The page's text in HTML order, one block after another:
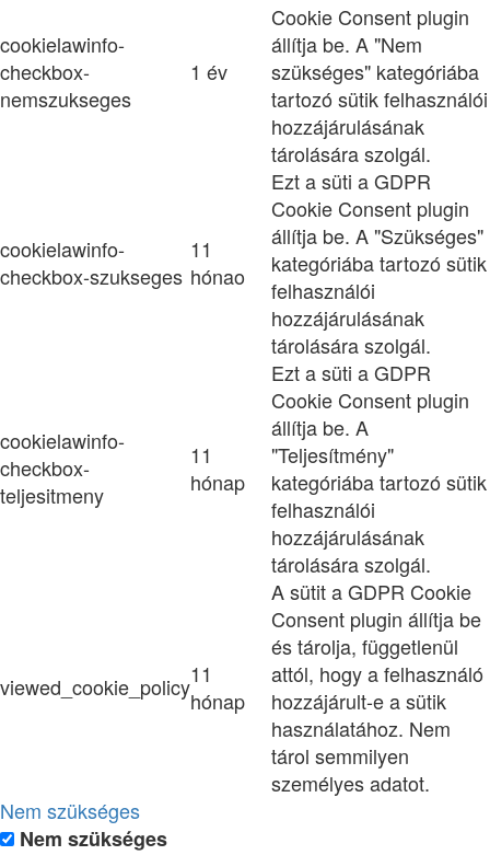
cookielawinfo-
checkbox-
nemszukseges
1 év
Cookie Consent plugin
állítja be. A "Nem
szükséges" kategóriába
tartozó sütik felhasználói
hozzájárulásának
tárolására szolgál.
cookielawinfo-
checkbox-szukseges
11
hónao
Ezt a süti a GDPR
Cookie Consent plugin
állítja be. A "Szükséges"
kategóriába tartozó sütik
felhasználói
hozzájárulásának
tárolására szolgál.
cookielawinfo-
checkbox-
teljesitmeny
11
hónap
Ezt a süti a GDPR
Cookie Consent plugin
állítja be. A
"Teljesítmény"
kategóriába tartozó sütik
felhasználói
hozzájárulásának
tárolására szolgál.
viewed_cookie_policy11
hónap
A sütit a GDPR Cookie
Consent plugin állítja be
és tárolja, függetlenül
attól, hogy a felhasználó
hozzájárult-e a sütik
használatához. Nem
tárol semmilyen
személyes adatot.
Nem szükséges
Nem szükséges